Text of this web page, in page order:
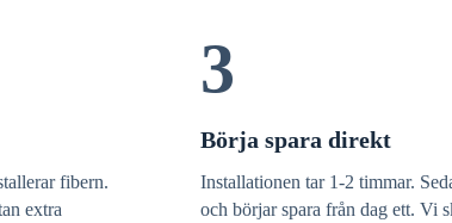
fibern.
extra
3
Börja spara direkt
Installationen tar 1-2 timmar.
och börjar spara från dag ett. Vi